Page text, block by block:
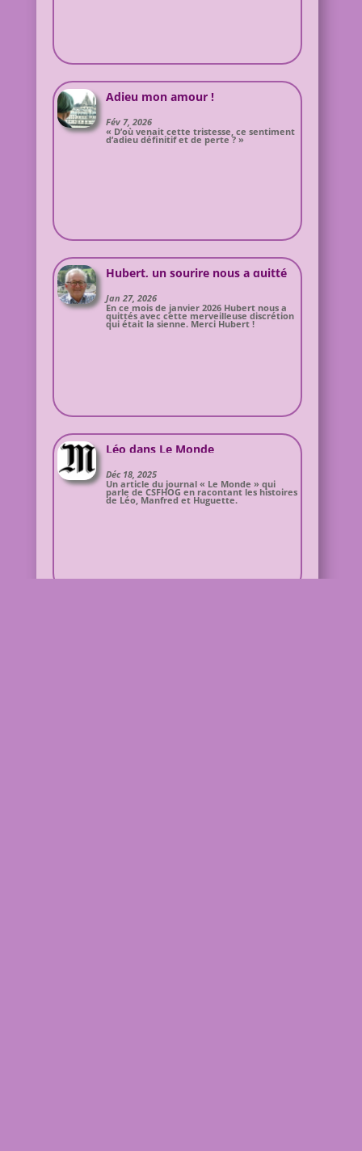
Adieu mon amour !
Fév 7, 2026
« D’où venait cette tristesse, ce sentiment
d’adieu définitif et de perte ? »
Hubert, un sourire nous a quitté
Jan 27, 2026
En ce mois de janvier 2026 Hubert nous a
quittés avec cette merveilleuse discrétion
qui était la sienne. Merci Hubert !
Léo dans Le Monde
Déc 18, 2025
Un article du journal « Le Monde » qui
parle de CSFHOG en racontant les histoires
de Léo, Manfred et Huguette.